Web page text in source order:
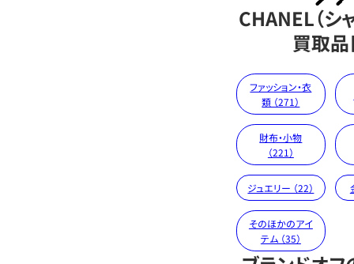
CHANEL（シ
買取
ファッション・衣
類 （271）
財布・小物
（221）
ジュエリー （22）
そのほかのアイ
テム （35）